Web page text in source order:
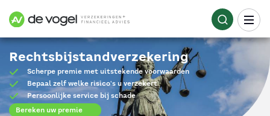
Rechtsbijstandverzekering
Scherpe premie met uitstekende voorwaarden
Bepaal zelf welke risico's u verzekert
Persoonlijke service bij schade
Bereken uw premie